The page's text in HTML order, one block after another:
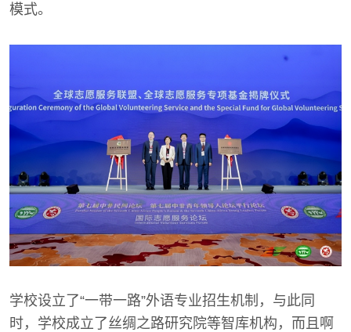
模式。
学校设立了“一带一路”外语专业招生机制，与此同
时，学校成立了丝绸之路研究院等智库机构，而且啊